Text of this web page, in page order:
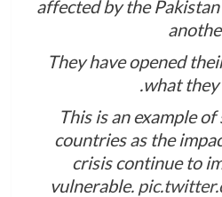
affected by the
They have opened
what they
This is an example
countries as the
crisis continue to
vulnerable.